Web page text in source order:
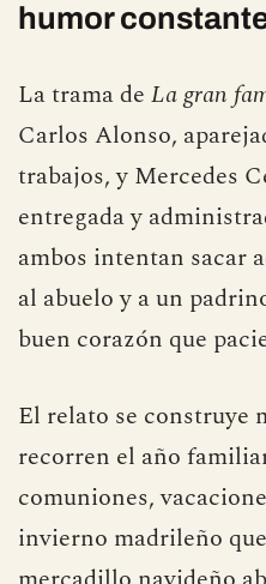
humor
La trama de La gran
Carlos Alonso,
trabajos, y Mercedes
entregada y
ambos intentan sacar
al abuelo y a un
buen corazón que
El relato se construye
recorren el año
comuniones,
invierno madrileño